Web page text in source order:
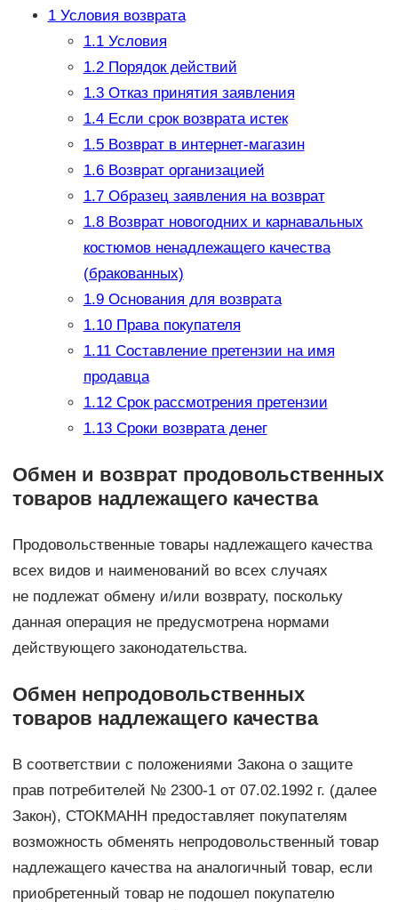
1Условия возврата
1.1Условия
1.2Порядок действий
1.3Отказ принятия заявления
1.4Если срок возврата истек
1.5Возврат в интернет-магазин
1.6Возврат организацией
1.7Образец заявления на возврат
1.8Возврат новогодних и карнавальных
костюмов ненадлежащего качества
(бракованных)
1.9Основания для возврата
1.10Права покупателя
1.11Составление претензии на имя
продавца
1.12Срок рассмотрения претензии
1.13Сроки возврата денег
Обмен и возврат продовольственных
товаров надлежащего качества
Продовольственные товары надлежащего качества
всех видов и наименований во всех случаях
не подлежат обмену и/или возврату, поскольку
данная операция не предусмотрена нормами
действующего законодательства.
Обмен непродовольственных
товаров надлежащего качества
В соответствии с положениями Закона о защите
прав потребителей № 2300-1 от 07.02.1992 г. (далее
Закон), СТОКМАНН предоставляет покупателям
возможность обменять непродовольственный товар
надлежащего качества на аналогичный товар, если
приобретенный товар не подошел покупателю